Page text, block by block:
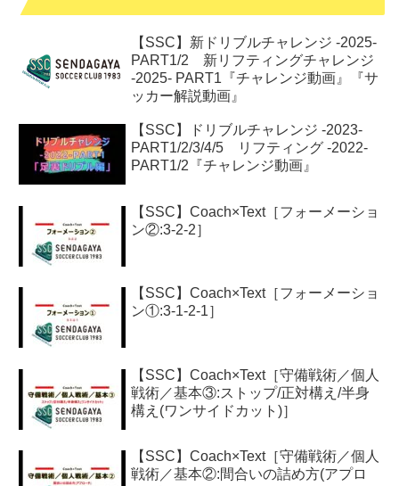
【SSC】新ドリブルチャレンジ -2025-
PART1/2 新リフティングチャレンジ
-2025- PART1『チャレンジ動画』『サ
ッカー解説動画』
【SSC】ドリブルチャレンジ -2023-
PART1/2/3/4/5 リフティング -2022-
PART1/2『チャレンジ動画』
【SSC】Coach×Text［フォーメーショ
ン②:3-2-2］
【SSC】Coach×Text［フォーメーショ
ン①:3-1-2-1］
【SSC】Coach×Text［守備戦術／個人
戦術／基本③:ストップ/正対構え/半身
構え(ワンサイドカット)］
【SSC】Coach×Text［守備戦術／個人
戦術／基本②:間合いの詰め方(アプロ